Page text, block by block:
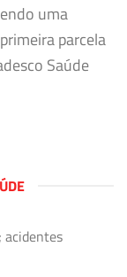
uma
parcela
Saúde
acidentes